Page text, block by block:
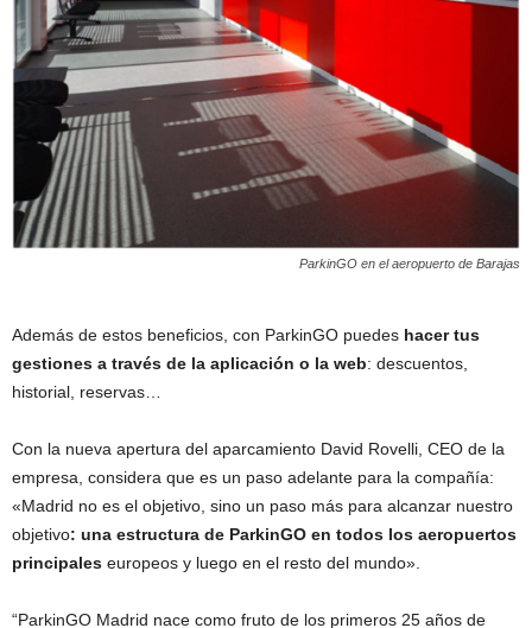
ParkinGO en el aeropuerto de Barajas
Además de estos beneficios, con ParkinGO puedes hacer tus
gestiones a través de la aplicación o la web: descuentos,
historial, reservas…
Con la nueva apertura del aparcamiento David Rovelli, CEO de la
empresa, considera que es un paso adelante para la compañía:
«Madrid no es el objetivo, sino un paso más para alcanzar nuestro
objetivo: una estructura de ParkinGO en todos los aeropuertos
principales europeos y luego en el resto del mundo».
“ParkinGO Madrid nace como fruto de los primeros 25 años de